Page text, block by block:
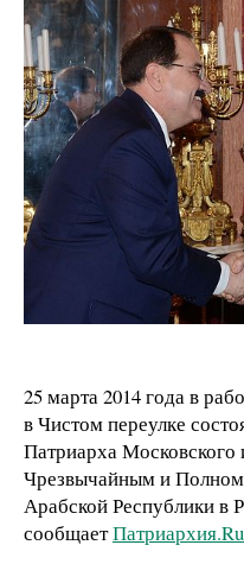
25 марта 2014 года в
в Чистом переулке
Патриарха Московского
Чрезвычайным и
Арабской Республики в
сообщает